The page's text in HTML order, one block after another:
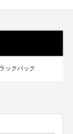
ックバック